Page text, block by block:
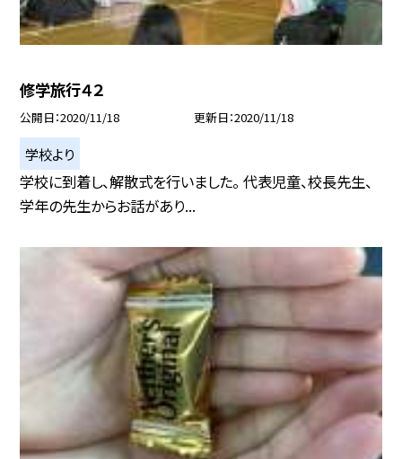
修学旅行４２
公開日 2020/11/18 更新日 2020/11/18
学校より
学校に到着し、解散式を行いました。 代表児童、校長先生、
学年の先生からお話があり...